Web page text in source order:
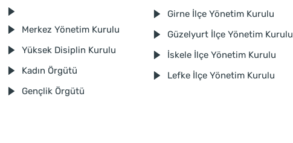
Merkez Yönetim Kurulu
Yüksek Disiplin Kurulu
Kadın Örgütü
Gençlik Örgütü
Girne İlçe Yönetim Kurulu
Güzelyurt İlçe Yönetim Kurulu
İskele İlçe Yönetim Kurulu
Lefke İlçe Yönetim Kurulu